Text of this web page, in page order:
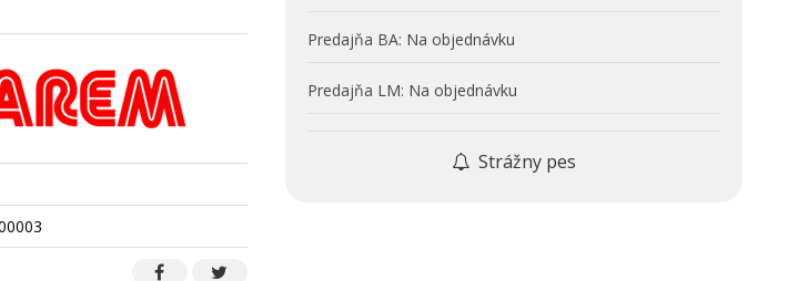
Predajňa BA: Na objednávku
Predajňa LM: Na objednávku
Strážny pes